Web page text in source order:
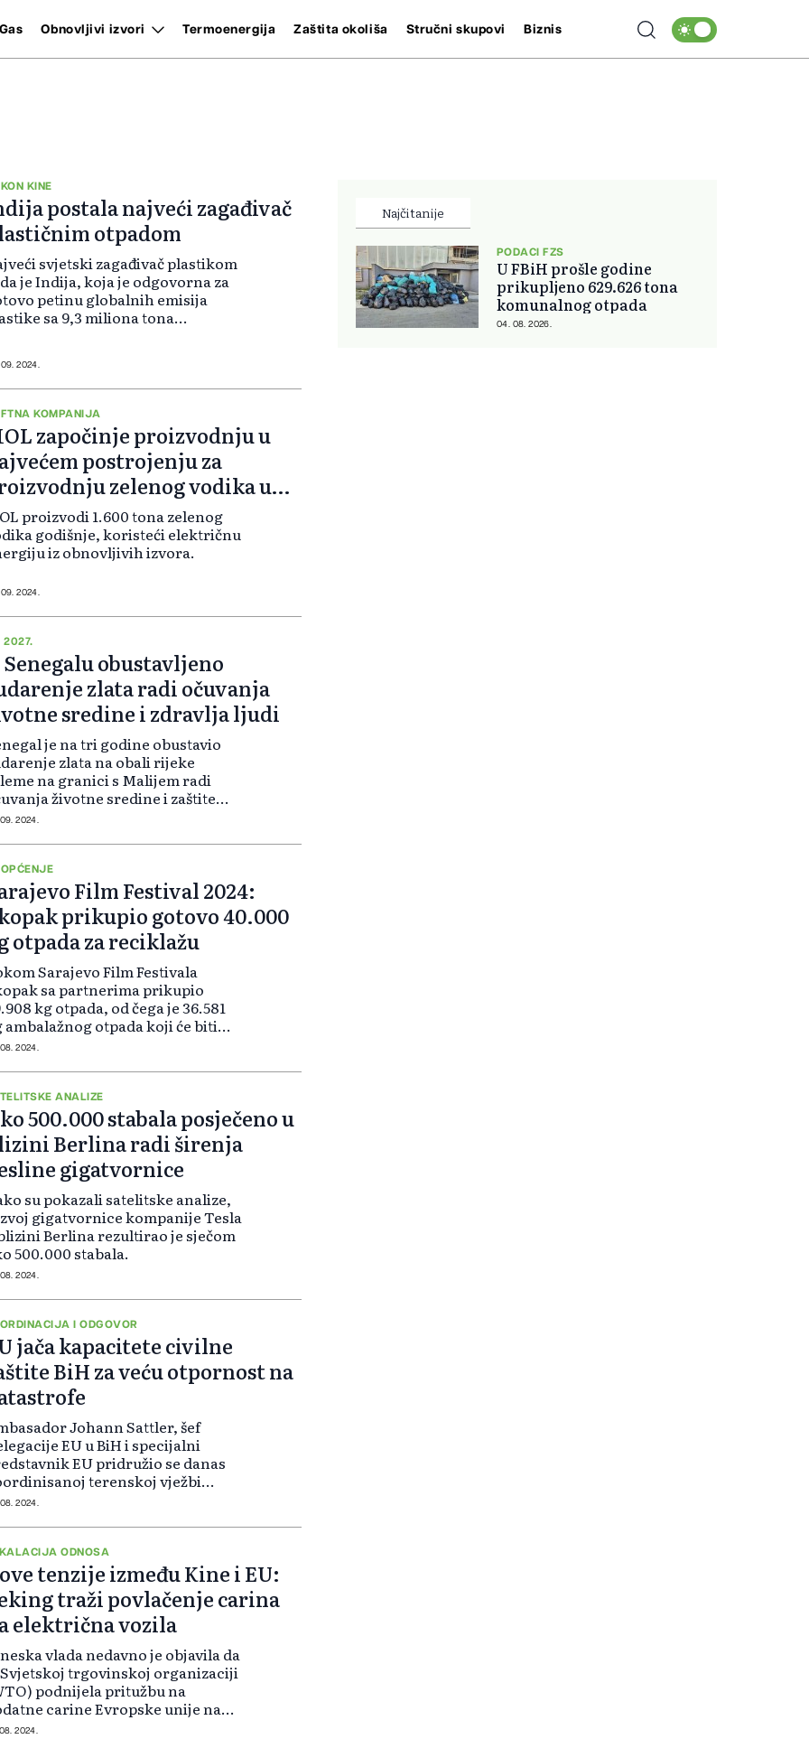
Gas Obnovljivi izvori Termoenergija Zaštita okoliša Stručni skupovi Biznis
KINE
postala najveći zagađivač
otpadom
svjetski zagađivač plastikom
je Indija, koja je odgovorna za
petinu globalnih emisija
sa 9,3 miliona tona
Nature.
2024.
KOMPANIJA
započinje proizvodnju u
postrojenju za
zelenog vodika u
proizvodi 1.600 tona zelenog
godišnje, koristeći električnu
iz obnovljivih izvora.
2024.
2027.
Senegalu obustavljeno
zlata radi očuvanja
sredine i zdravlja ljudi
je na tri godine obustavio
zlata na obali rijeke
na granici s Malijem radi
životne sredine i zaštite
stanovništva, navodi se u
2024.
Film Festival 2024:
prikupio gotovo 40.000
otpada za reciklažu
Sarajevo Film Festivala
sa partnerima prikupio
kg otpada, od čega je 36.581
ambalažnog otpada koji će biti
na reciklažu.
2024.
ANALIZE
500.000 stabala posječeno u
Berlina radi širenja
gigatvornice
su pokazali satelitske analize,
gigatvornice kompanije Tesla
Berlina rezultirao je sječom
500.000 stabala.
2024.
I ODGOVOR
jača kapacitete civilne
BiH za veću otpornost na
Johann Sattler, šef
EU u BiH i specijalni
EU pridružio se danas
terenskoj vježbi
i odgovor na
uprava civilne zaštite
u Nišićima kod Olova.
2024.
ODNOSA
tenzije između Kine i EU:
traži povlačenje carina
električna vozila
vlada nedavno je objavila da
trgovinskoj organizaciji
podnijela pritužbu na
carine Evropske unije na
kineskih električnih
2024.
Najčitanije
PODACI FZS
U FBiH prošle godine
prikupljeno 629.626 tona
komunalnog otpada
04. 08. 2026.